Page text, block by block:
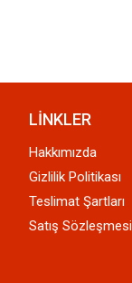
LİNKLER
Hakkımızda
Gizlilik Politikası
Teslimat Şartları
Satış Sözleşmesi